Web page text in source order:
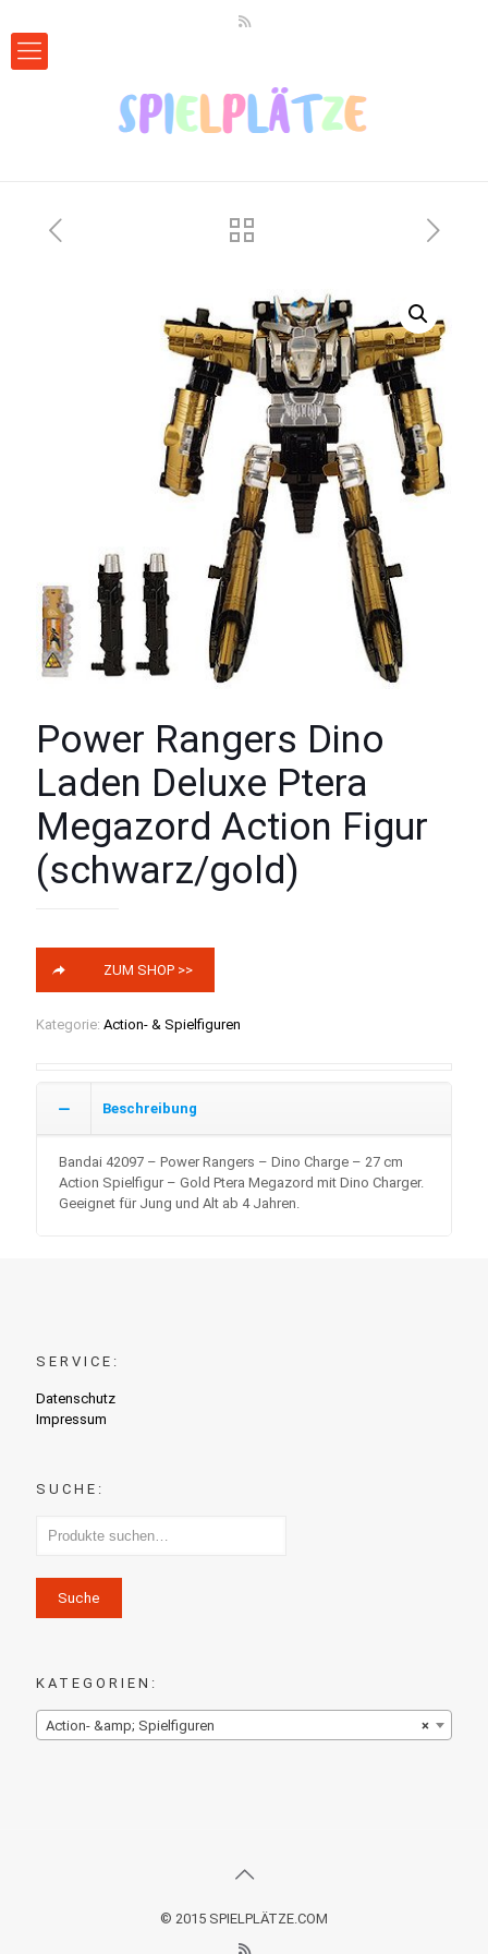
Power Rangers Dino
Laden Deluxe Ptera
Megazord Action Figur
(schwarz/gold)
ZUM SHOP >>
Kategorie: Action- & Spielfiguren
Beschreibung
Bandai 42097 – Power Rangers – Dino Charge – 27 cm
Action Spielfigur – Gold Ptera Megazord mit Dino Charger.
Geeignet für Jung und Alt ab 4 Jahren.
SERVICE:
Datenschutz
Impressum
SUCHE:
Suche
KATEGORIEN:
×
Action- &amp; Spielfiguren
© 2015 SPIELPLÄTZE.COM